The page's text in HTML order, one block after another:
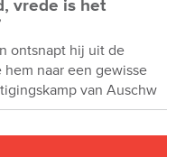
vrede is het
ontsnapt hij uit de
naar een gewisse
van Auschw